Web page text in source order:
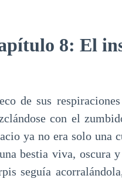
8: El
de sus
con el
ya no era solo una
bestia viva, oscura
seguía